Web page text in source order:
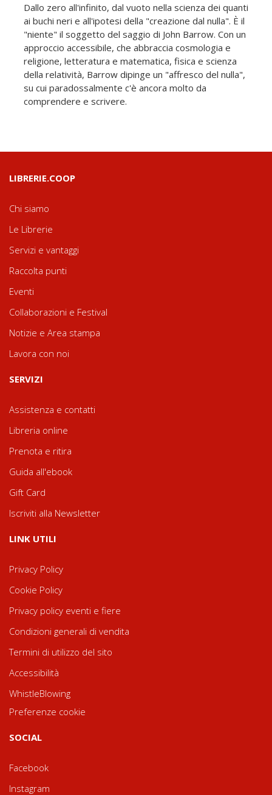
Dallo zero all'infinito, dal vuoto nella scienza dei quanti
ai buchi neri e all'ipotesi della "creazione dal nulla". È il
"niente" il soggetto del saggio di John Barrow. Con un
approccio accessibile, che abbraccia cosmologia e
religione, letteratura e matematica, fisica e scienza
della relatività, Barrow dipinge un "affresco del nulla",
su cui paradossalmente c'è ancora molto da
comprendere e scrivere.
LIBRERIE.COOP
Chi siamo
Le Librerie
Servizi e vantaggi
Raccolta punti
Eventi
Collaborazioni e Festival
Notizie e Area stampa
Lavora con noi
SERVIZI
Assistenza e contatti
Libreria online
Prenota e ritira
Guida all'ebook
Gift Card
Iscriviti alla Newsletter
LINK UTILI
Privacy Policy
Cookie Policy
Privacy policy eventi e fiere
Condizioni generali di vendita
Termini di utilizzo del sito
Accessibilità
WhistleBlowing
Preferenze cookie
SOCIAL
Facebook
Instagram